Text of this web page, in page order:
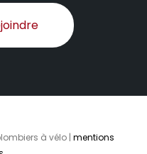
à vélo |mentions